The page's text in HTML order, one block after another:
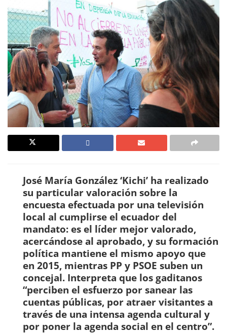
José María González ‘Kichi’ ha realizado
su particular valoración sobre la
encuesta efectuada por una televisión
local al cumplirse el ecuador del
mandato: es el líder mejor valorado,
acercándose al aprobado, y su formación
política mantiene el mismo apoyo que
en 2015, mientras PP y PSOE suben un
concejal. Interpreta que los gaditanos
“perciben el esfuerzo por sanear las
cuentas públicas, por atraer visitantes a
través de una intensa agenda cultural y
por poner la agenda social en el centro”.